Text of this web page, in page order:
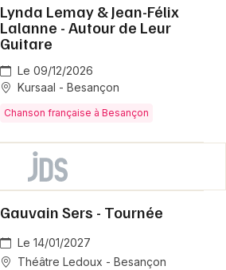
Lynda Lemay & Jean-Félix
Lalanne - Autour de Leur
Guitare
Le 09/12/2026
Kursaal - Besançon
Chanson française à Besançon
Gauvain Sers - Tournée
Le 14/01/2027
Théâtre Ledoux - Besançon